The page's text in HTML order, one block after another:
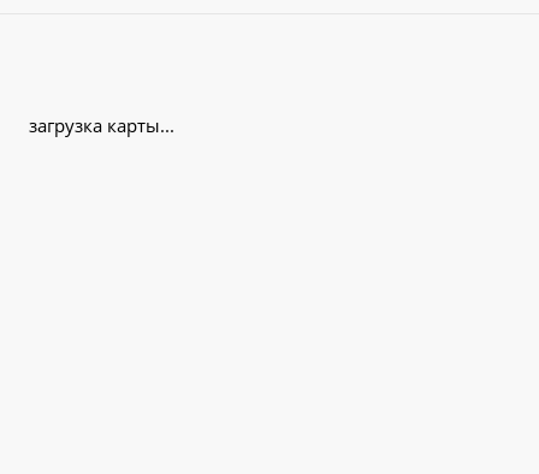
загрузка карты...